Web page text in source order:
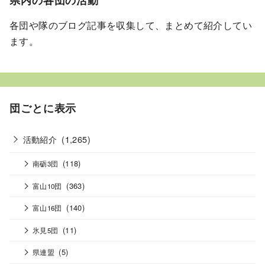
各団や隊のブログ記事を収集して、まとめて紹介してい
ます。
団ごとに表示
活動紹介 (1,265)
南砺3団 (118)
富山10団 (363)
富山16団 (140)
氷見5団 (11)
県連盟 (5)